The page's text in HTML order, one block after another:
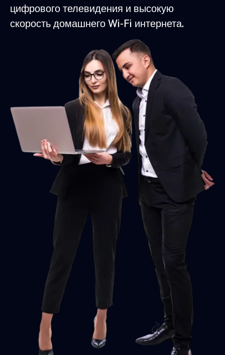
цифрового телевидения и высокую
скорость домашнего Wi-Fi интернета.